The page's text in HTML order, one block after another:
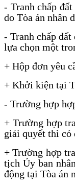
- Tranh chấp
do Tòa án nhân
- Tranh chấp
lựa chọn một
+ Hộp đơn yêu
+ Khởi kiện tại
- Trường hợp
+ Trường hợp
giải quyết thì có
+ Trường hợp
tịch Ủy ban
động tại Tòa án